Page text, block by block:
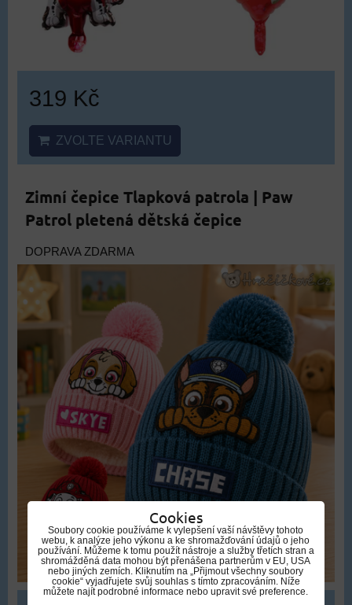
319 Kč
ZVOLTE VARIANTU
Zimní čepice Tlapková patrola | Paw
Patrol pletená dětská čepice
DOPRAVA ZDARMA
Cookies
Soubory cookie používáme k vylepšení vaší návštěvy tohoto
webu, k analýze jeho výkonu a ke shromažďování údajů o jeho
používání. Můžeme k tomu použít nástroje a služby třetích stran a
shromážděná data mohou být přenášena partnerům v EU, USA
nebo jiných zemích. Kliknutím na „Přijmout všechny soubory
cookie“ vyjadřujete svůj souhlas s tímto zpracováním. Níže
můžete najít podrobné informace nebo upravit své preference.